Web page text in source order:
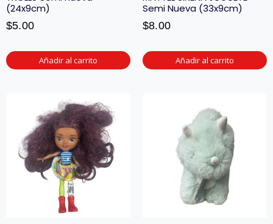
(24x9cm)
$5.00
Añadir al carrito
Semi Nueva (33x9cm)
$8.00
Añadir al carrito